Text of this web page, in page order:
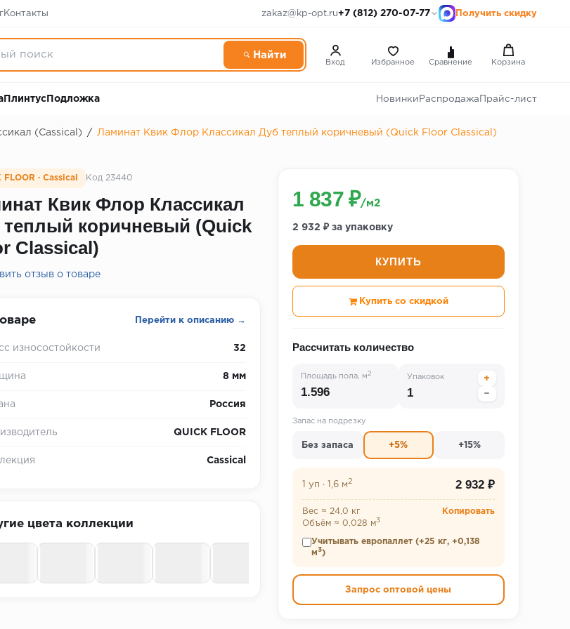
Контакты zakaz@kp-opt.ru+7 (812) 270-07-77 Получить скидку
Вход Избранное Сравнение Корзина
Плинтус Подложка Новинки Распродажа Прайс-лист
(Cassical) / Ламинат Квик Флор Классикал Дуб теплый коричневый (Quick Floor Classical)
FLOOR · Cassical Код 23440
Квик Флор Классикал
коричневый (Quick
Classical)
отзыв о товаре
Перейти к описанию →
износостойкости 32
8 мм
Россия
QUICK FLOOR
Cassical
цвета коллекции
1 837 ₽/м2
2 932 ₽ за упаковку
КУПИТЬ
Купить со скидкой
Рассчитать количество
Площадь пола, м 2
Упаковок
+
−
Запас на подрезку
Без запаса +5% +15%
1 уп · 1,6 м 2 2 932 ₽
Вес ≈ 24,0 кг
Объём ≈ 0,028 м3
Копировать
Учитывать европаллет (+25 кг, +0,138
м3)
Запрос оптовой цены